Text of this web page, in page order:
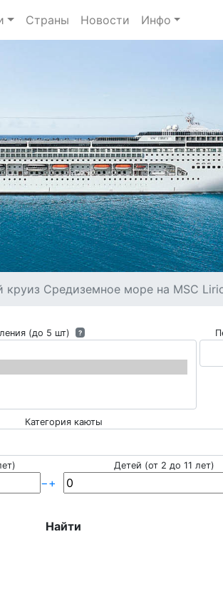
Страны Новости Инфо
круиз Средиземное море на MSC
(до 5 шт) ?
Категория каюты
−+
Детей (от 2 до 11 лет)
Найти